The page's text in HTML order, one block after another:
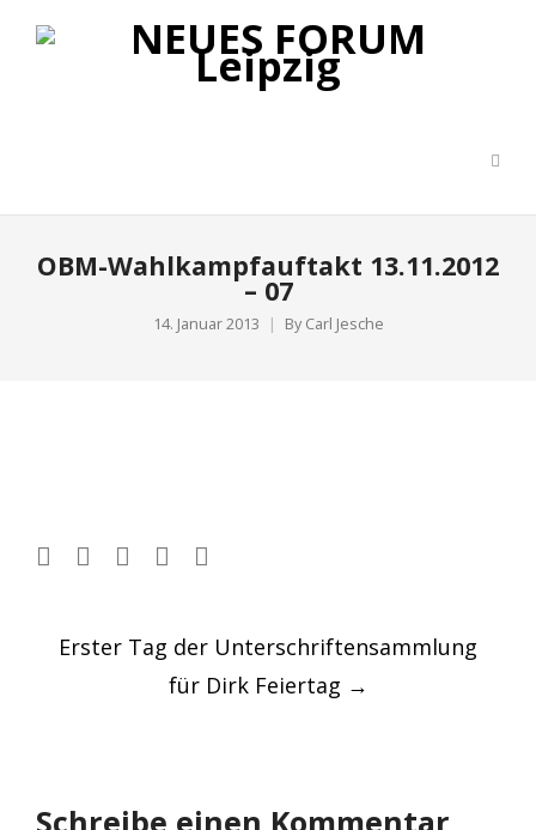
OBM-Wahlkampfauftakt 13.11.2012
– 07
14. Januar 2013 By Carl Jesche
Post
navigation
Erster Tag der Unterschriftensammlung
für Dirk Feiertag →